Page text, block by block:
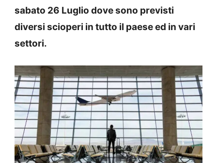
sabato 26 Luglio dove sono previsti
diversi scioperi in tutto il paese ed in vari
settori.